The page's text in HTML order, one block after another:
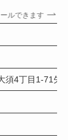
ルできます
須4丁目1-71矢